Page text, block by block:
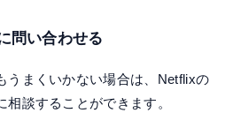
問い合わせる
うまくいかない場合は、Netflixの
相談することができます。